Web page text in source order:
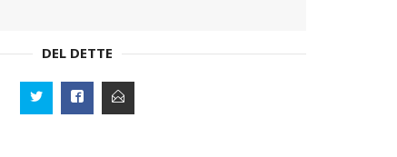
DEL DETTE